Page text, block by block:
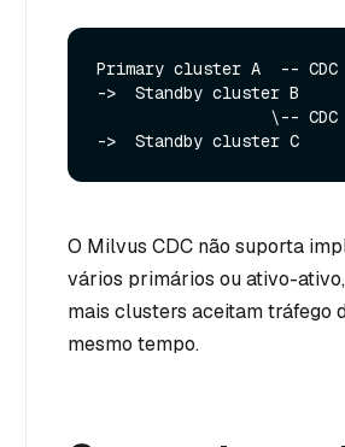
Primary cluster A  --
->  Standby cluster B
O Milvus CDC não suporta
vários primários ou ativo-
mais clusters aceitam tráfego
mesmo tempo.